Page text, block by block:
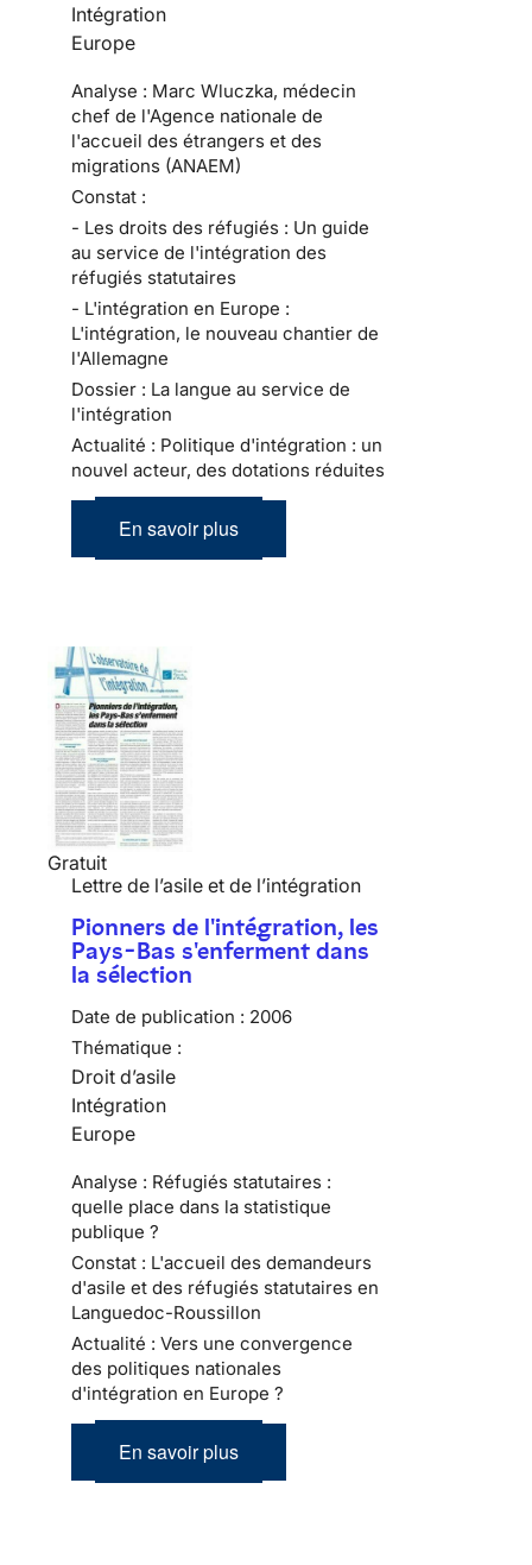
Intégration
Europe
Analyse : Marc Wluczka, médecin
chef de l'Agence nationale de
l'accueil des étrangers et des
migrations (ANAEM)
Constat :
- Les droits des réfugiés : Un guide
au service de l'intégration des
réfugiés statutaires
- L'intégration en Europe :
L'intégration, le nouveau chantier de
l'Allemagne
Dossier : La langue au service de
l'intégration
Actualité : Politique d'intégration : un
nouvel acteur, des dotations réduites
En savoir plus
Gratuit
Lettre de l’asile et de l’intégration
Pionners de l'intégration, les
Pays-Bas s'enferment dans
la sélection
Date de publication : 2006
Thématique :
Droit d’asile
Intégration
Europe
Analyse : Réfugiés statutaires :
quelle place dans la statistique
publique ?
Constat : L'accueil des demandeurs
d'asile et des réfugiés statutaires en
Languedoc-Roussillon
Actualité : Vers une convergence
des politiques nationales
d'intégration en Europe ?
En savoir plus